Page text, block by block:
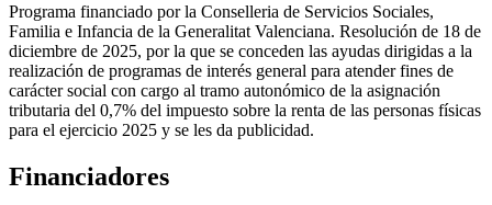
Programa financiado por la Conselleria de Servicios Sociales,
Familia e Infancia de la Generalitat Valenciana. Resolución de 18 de
diciembre de 2025, por la que se conceden las ayudas dirigidas a la
realización de programas de interés general para atender fines de
carácter social con cargo al tramo autonómico de la asignación
tributaria del 0,7% del impuesto sobre la renta de las personas físicas
para el ejercicio 2025 y se les da publicidad.
Financiadores